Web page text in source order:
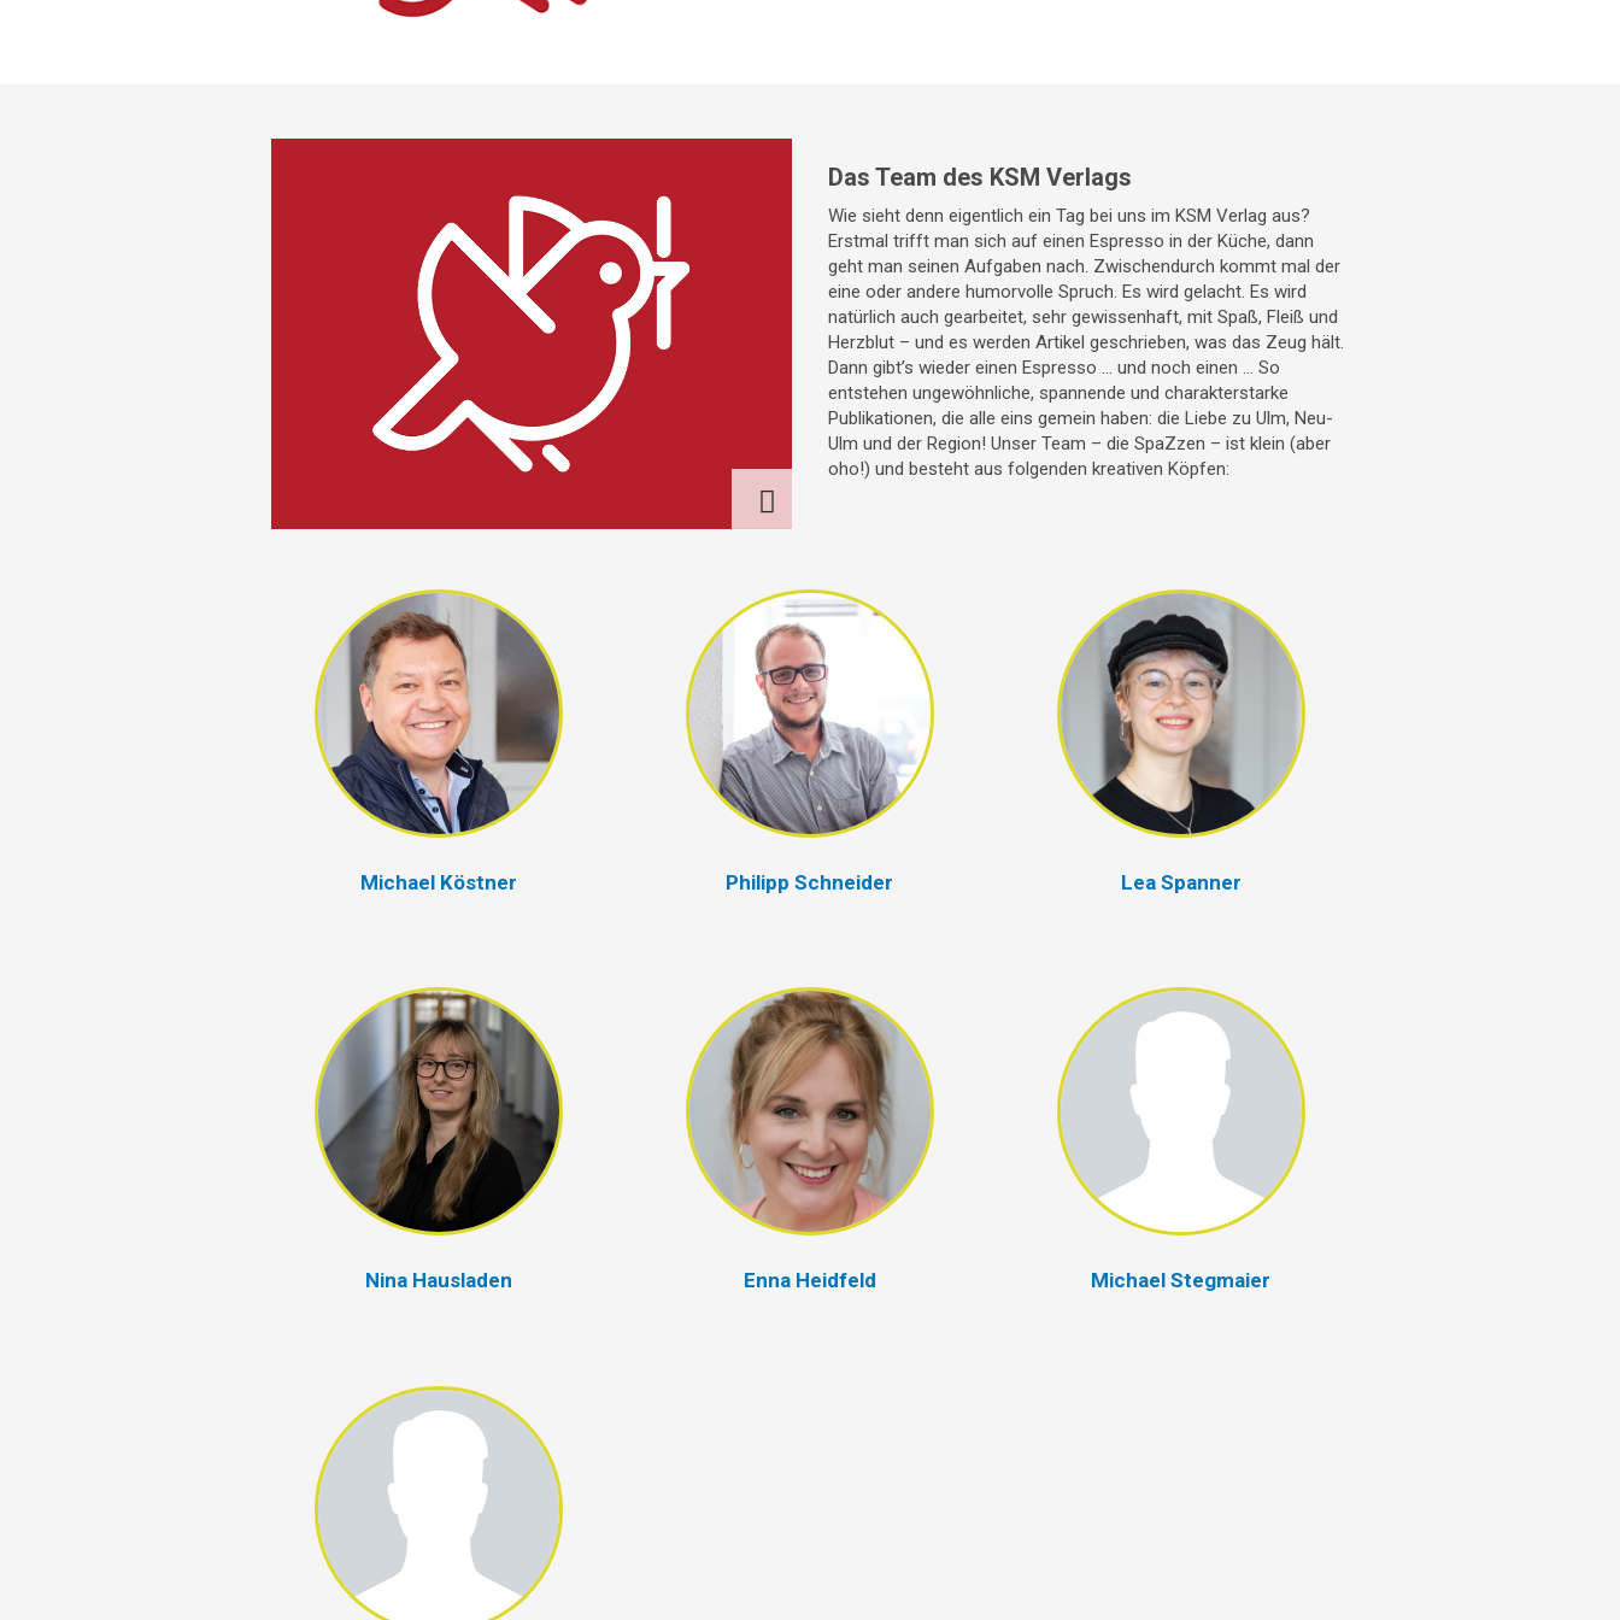
Das Team des KSM Verlags
Wie sieht denn eigentlich ein Tag bei uns im KSM Verlag aus?
Erstmal trifft man sich auf einen Espresso in der Küche, dann
geht man seinen Aufgaben nach. Zwischendurch kommt mal der
eine oder andere humorvolle Spruch. Es wird gelacht. Es wird
natürlich auch gearbeitet, sehr gewissenhaft, mit Spaß, Fleiß und
Herzblut – und es werden Artikel geschrieben, was das Zeug hält.
Dann gibt’s wieder einen Espresso ... und noch einen ... So
entstehen ungewöhnliche, spannende und charakterstarke
Publikationen, die alle eins gemein haben: die Liebe zu Ulm, Neu-
Ulm und der Region! Unser Team – die SpaZzen – ist klein (aber
oho!) und besteht aus folgenden kreativen Köpfen:
Michael Köstner Philipp Schneider Lea Spanner
Nina Hausladen Enna Heidfeld Michael Stegmaier